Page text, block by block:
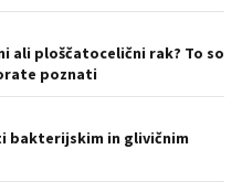
ali ploščatocelični rak? To so
poznati
bakterijskim in glivičnim